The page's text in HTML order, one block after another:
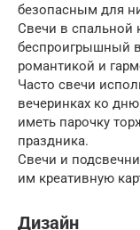
безопасным для
Свечи в спальной
беспроигрышный
романтикой и
Часто свечи
вечеринках ко
иметь парочку
праздника.
Свечи и
им креативную
Дизайн